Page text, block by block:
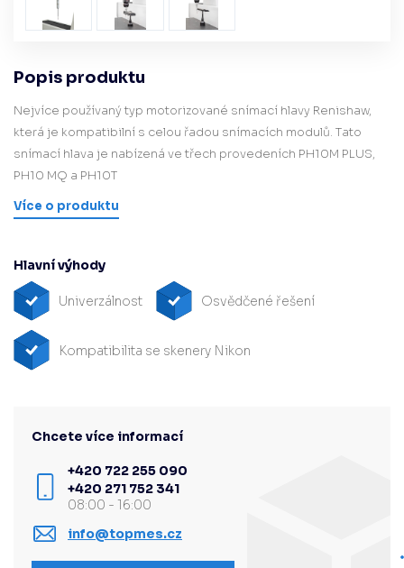
Popis produktu
Nejvíce používaný typ motorizované snímací hlavy Renishaw,
která je kompatibilní s celou řadou snímacích modulů. Tato
snímací hlava je nabízená ve třech provedeních PH10M PLUS,
PH10 MQ a PH10T
Více o produktu
Hlavní výhody
Univerzálnost Osvědčené řešení
Kompatibilita se skenery Nikon
Chcete více informací
+420 722 255 090
+420 271 752 341
08:00 - 16:00
info@topmes.cz